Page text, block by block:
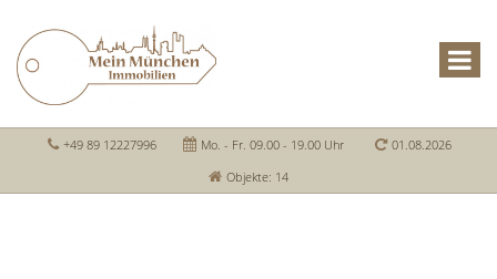
+49 89 12227996 Mo. - Fr. 09.00 - 19.00 Uhr
01.08.2026
Objekte: 14